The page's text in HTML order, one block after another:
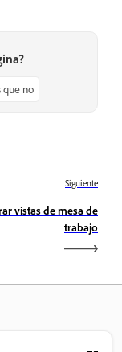
que no
Siguiente
vistas de mesa de
trabajo